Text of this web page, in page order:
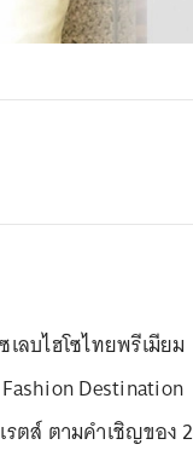
ลบไฮโซไทยพรีเมียม
Destination
รตส์ ตามคำเชิญของ 2